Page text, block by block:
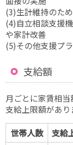
(3)生計維持のた
(4)自立相談支援
や家計改善
(5)その他支援プ
支給額
月ごとに家賃相
支給上限額があり
世帯人数
支給